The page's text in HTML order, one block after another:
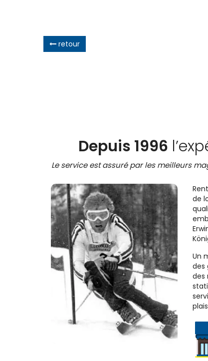
retour
Depuis 1996
Le service est assuré par les meilleurs
de
Un
des
des